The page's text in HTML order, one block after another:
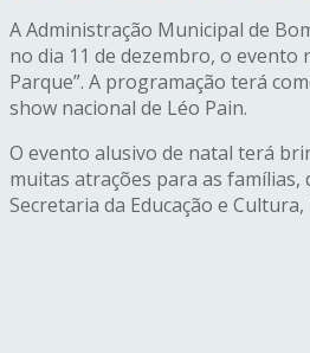
A Administração Municipal de
no dia 11 de dezembro, o evento
Parque”. A programação terá
show nacional de Léo Pain.
O evento alusivo de natal terá
muitas atrações para as famílias,
Secretaria da Educação e